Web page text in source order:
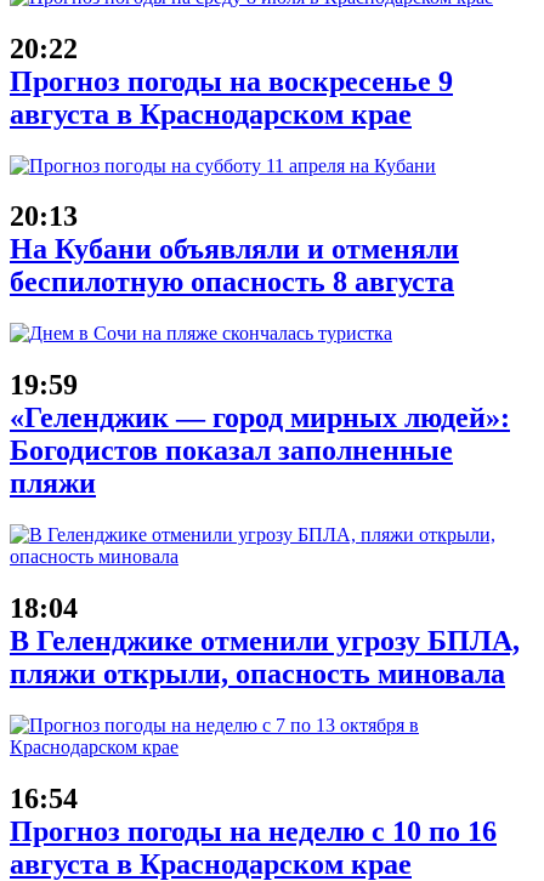
20:22
Прогноз погоды на воскресенье 9
августа в Краснодарском крае
20:13
На Кубани объявляли и отменяли
беспилотную опасность 8 августа
19:59
«Геленджик — город мирных людей»:
Богодистов показал заполненные
пляжи
18:04
В Геленджике отменили угрозу БПЛА,
пляжи открыли, опасность миновала
16:54
Прогноз погоды на неделю с 10 по 16
августа в Краснодарском крае